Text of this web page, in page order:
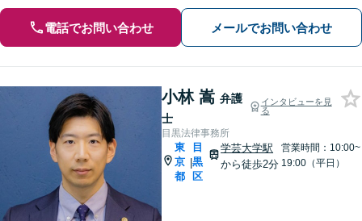
電話でお問い合わせ メールでお問い合わせ
小林 嵩 弁護
士
インタビューを見
る
目黒法律事務所
東
京
都
|
目
黒
区
学芸大学駅
から徒歩2分
営業時間：10:00~
19:00（平日）